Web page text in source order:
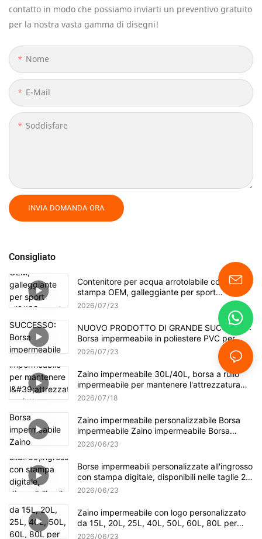
contatto in modo che possiamo inviarti un preventivo gratuito
per la nostra vasta gamma di disegni!
Nome
E-Mail
Soddisfare
INVIA DOMANDA ORA
Consigliato
Contenitore per acqua arrotolabile con
stampa OEM, galleggiante per sport
all'aperto, borsa impermeabile, zaino
2026 07 23
NUOVO PRODOTTO DI GRANDE SUCCESSO:
Borsa impermeabile in poliestere PVC per
kayak,
2026 07 23
Zaino impermeabile 30L/40L, borsa a rullo
impermeabile per mantenere l'attrezzatura
asciutta per kayak, rafting, canottaggio,
2026 07 18
Zaino impermeabile personalizzabile Borsa
impermeabile Zaino impermeabile Borsa
impermeabile
2026 06 23
Borse impermeabili personalizzate all'ingrosso
con stampa digitale, disponibili nelle taglie 2L,
5L, 10L, 20L e 30L.
2026 06 23
Zaino impermeabile con logo personalizzato
da 15L, 20L, 25L, 40L, 50L, 60L, 80L per
pesca, escursionismo e galleggiamento.
2026 06 23